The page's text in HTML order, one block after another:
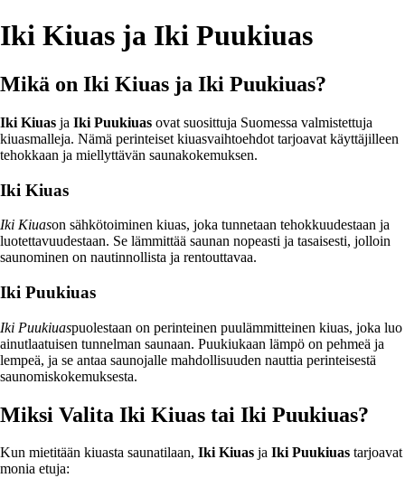
Iki Kiuas ja Iki Puukiuas
Mikä on Iki Kiuas ja Iki Puukiuas?
Iki Kiuas ja Iki Puukiuas ovat suosittuja Suomessa valmistettuja
kiuasmalleja. Nämä perinteiset kiuasvaihtoehdot tarjoavat käyttäjilleen
tehokkaan ja miellyttävän saunakokemuksen.
Iki Kiuas
Iki Kiuason sähkötoiminen kiuas, joka tunnetaan tehokkuudestaan ja
luotettavuudestaan. Se lämmittää saunan nopeasti ja tasaisesti, jolloin
saunominen on nautinnollista ja rentouttavaa.
Iki Puukiuas
Iki Puukiuaspuolestaan on perinteinen puulämmitteinen kiuas, joka luo
ainutlaatuisen tunnelman saunaan. Puukiukaan lämpö on pehmeä ja
lempeä, ja se antaa saunojalle mahdollisuuden nauttia perinteisestä
saunomiskokemuksesta.
Miksi Valita Iki Kiuas tai Iki Puukiuas?
Kun mietitään kiuasta saunatilaan, Iki Kiuas ja Iki Puukiuas tarjoavat
monia etuja: